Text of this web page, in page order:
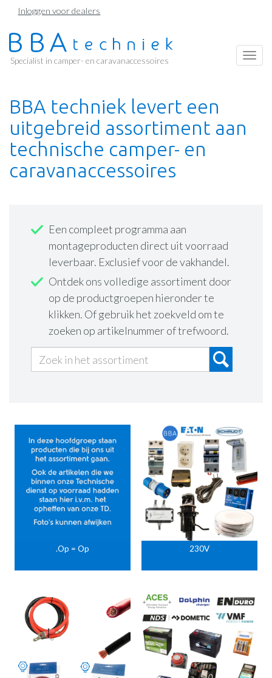
Overslaan
naar
de
Inloggen voor dealers
Specialist in camper- en caravanaccessoires
BBA techniek levert een
uitgebreid assortiment aan
technische camper- en
caravanaccessoires
Een compleet programma aan
montageproducten direct uit voorraad
leverbaar. Exclusief voor de vakhandel.
Ontdek ons volledige assortiment door
op de productgroepen hieronder te
klikken. Of gebruik het zoekveld om te
zoeken op artikelnummer of trefwoord.
.Op = Op 230V